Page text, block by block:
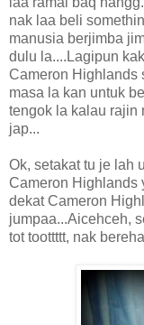
nak laa beli
manusia berjimba
dulu la....Lagipun
Cameron Highlands
masa la kan untuk
tengok la kalau rajin
jap...
Ok, setakat tu je lah
Cameron Highlands
dekat Cameron
jumpaa...Aicehceh,
tot toottttt, nak